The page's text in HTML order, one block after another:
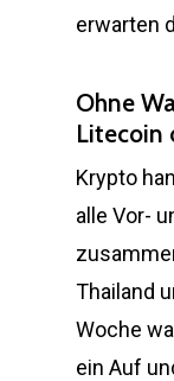
erwarten
Ohne
Litecoin
Krypto
alle Vor-
Thailand
Woche
ein Auf